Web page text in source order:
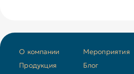
О компании Мероприятия
Продукция
Блог